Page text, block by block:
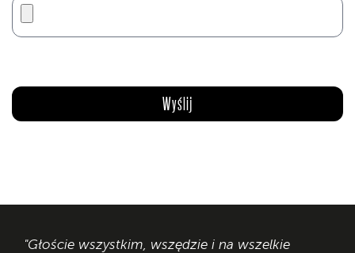
"Głoście wszystkim, wszędzie i na wszelkie